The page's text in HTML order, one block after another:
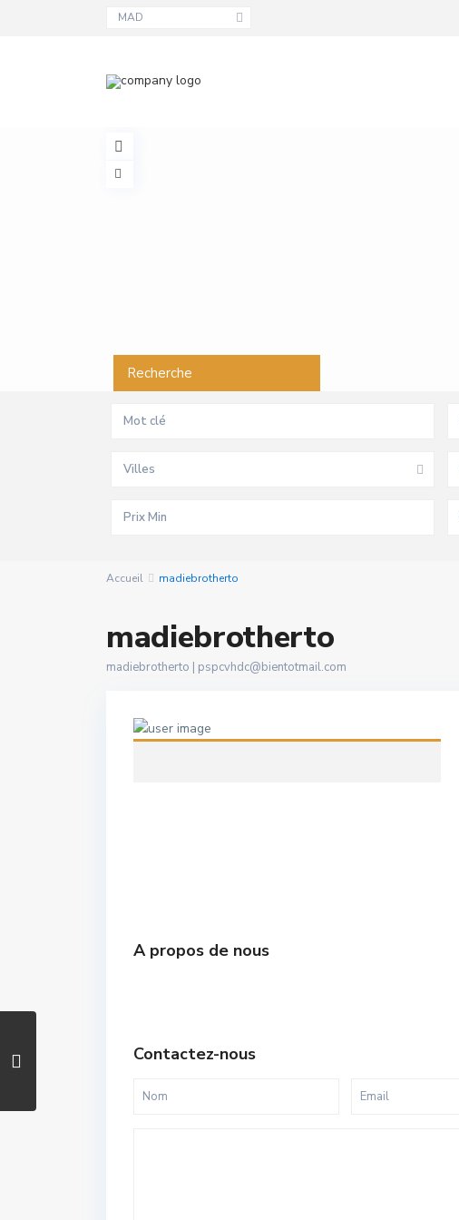
MAD
Recherche
Villes
Accueil madiebrotherto
madiebrotherto
madiebrotherto | pspcvhdc@bientotmail.com
A propos de nous
Contactez-nous